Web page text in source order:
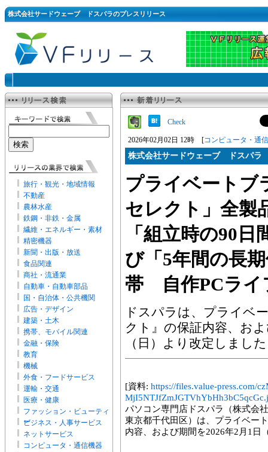
株式会社サードウェーブ ドスパラのプレスリリース
旅行・観光・地域情報
不動産
農林水産
鉄鋼・非鉄・金属
繊維・エネルギー・素材
精密機器
新聞・出版・放送
食品関連
商社・流通業
自動車・自動車部品
国・自治体・公共機関
広告・デザイン
建築・土木
携帯、モバイル関連
金融・保険
教育
機械
外食・フードサービス
運輸・交通
医療・健康
ファッション・ビューティ
ー
ビジネス・人事サービス
ネットサービス
コンピュータ・通信機器
Check
2026年02月02日 12時 [コンピュータ・通
株式会社サードウェーブ ドスパラ
プライベートブ
セレクト」全
「組立時の90
び「5年間の長
帯 自作PCライ
ドスパラは、プライベ
クト』の保証内容、お
（日）より改定しまし
[資料: https://files.value-press.com/
パソコン専門店ドスパラ（株式会
東京都千代田区）は、プライベー
内容、および期間を2026年2月1日